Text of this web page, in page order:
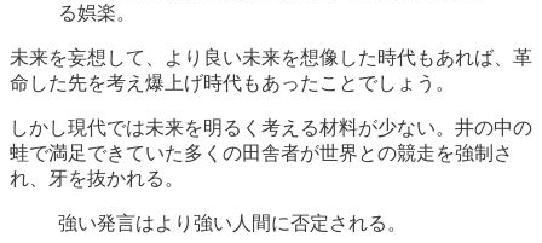
る娯楽。
未来を妄想して、より良い未来を想像した時代もあれば、革
命した先を考え爆上げ時代もあったことでしょう。
しかし現代では未来を明るく考える材料が少ない。井の中の
蛙で満足できていた多くの田舎者が世界との競走を強制さ
れ、牙を抜かれる。
強い発言はより強い人間に否定される。